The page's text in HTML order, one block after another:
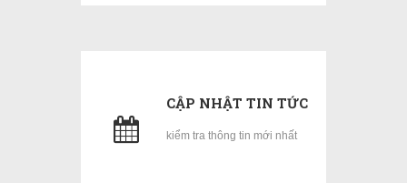
CẬP NHẬT TIN TỨC
kiểm tra thông tin mới nhất